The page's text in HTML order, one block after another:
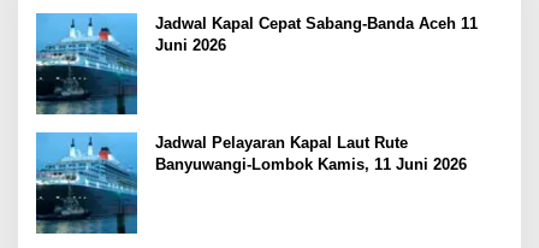
Jadwal Kapal Cepat Sabang-Banda Aceh 11
Juni 2026
Jadwal Pelayaran Kapal Laut Rute
Banyuwangi-Lombok Kamis, 11 Juni 2026